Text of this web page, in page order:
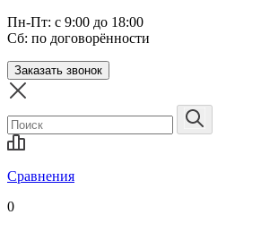
Пн-Пт: с 9:00 до 18:00
Сб: по договорённости
Заказать звонок
Сравнения
0